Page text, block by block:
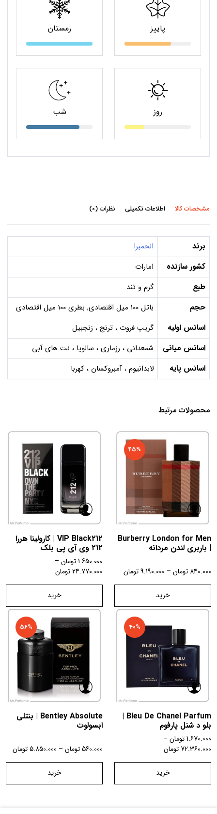
پاییز زمستان
روز شب
مشخصات کالا اطلاعات تکمیلی نظرات (0)
برند الحمبرا
کشور سازنده امارات
طبع گرم و تند
حجم باتل 100 میل اقتصادی, بطری 100 میل اقتصادی
اسانس اولیه گریپ فروت ، ترنج ، زنجبیل
اسانس میانی شمعدانی ، رزماری ، سالویا ، نت های آبی
اسانس پایه لابدانیوم ، آمبروکسان ، کهربا
محصولات مرتبط
45%
Burberry London for Men
| باربری لندن مردانه
840.000 تومان –
9.190.000تومان
خرید
VIP Black212 | کارولینا هررا
212 وی آی پی بلک
1.650.000تومان –
24.770.000تومان
خرید
40%
Bleu De Chanel Parfum |
بلو د شنل پارفوم
1.670.000تومان –
72.360.000 تومان
خرید
56%
Bentley Absolute | بنتلی
ابسولوت
560.000تومان –
5.850.000تومان
خرید